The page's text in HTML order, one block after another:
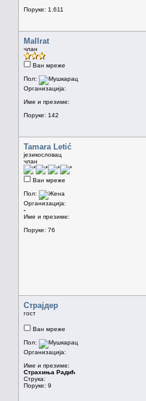
Поруке: 1.611
Mallrat
члан
Ван мреже
Пол:
Организација:
Име и презиме:
Поруке: 142
Tamara Letić
језикословац
члан
Ван мреже
Пол:
Организација:
-
Име и презиме:
Поруке: 76
Страјдер
гост
Ван мреже
Пол:
Организација:
Име и презиме:
Страхиња Радић
Струка:
Поруке: 9